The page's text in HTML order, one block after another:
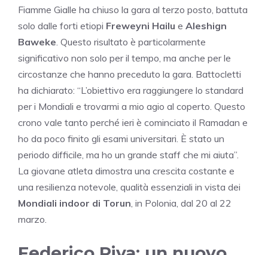
Fiamme Gialle ha chiuso la gara al terzo posto, battuta
solo dalle forti etiopi Freweyni Hailu e Aleshign
Baweke . Questo risultato è particolarmente
significativo non solo per il tempo, ma anche per le
circostanze che hanno preceduto la gara. Battocletti
ha dichiarato: “L’obiettivo era raggiungere lo standard
per i Mondiali e trovarmi a mio agio al coperto. Questo
crono vale tanto perché ieri è cominciato il Ramadan e
ho da poco finito gli esami universitari. È stato un
periodo difficile, ma ho un grande staff che mi aiuta”.
La giovane atleta dimostra una crescita costante e
una resilienza notevole, qualità essenziali in vista dei
Mondiali indoor di Torun , in Polonia, dal 20 al 22
marzo.